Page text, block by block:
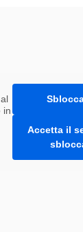
in
Accetta il